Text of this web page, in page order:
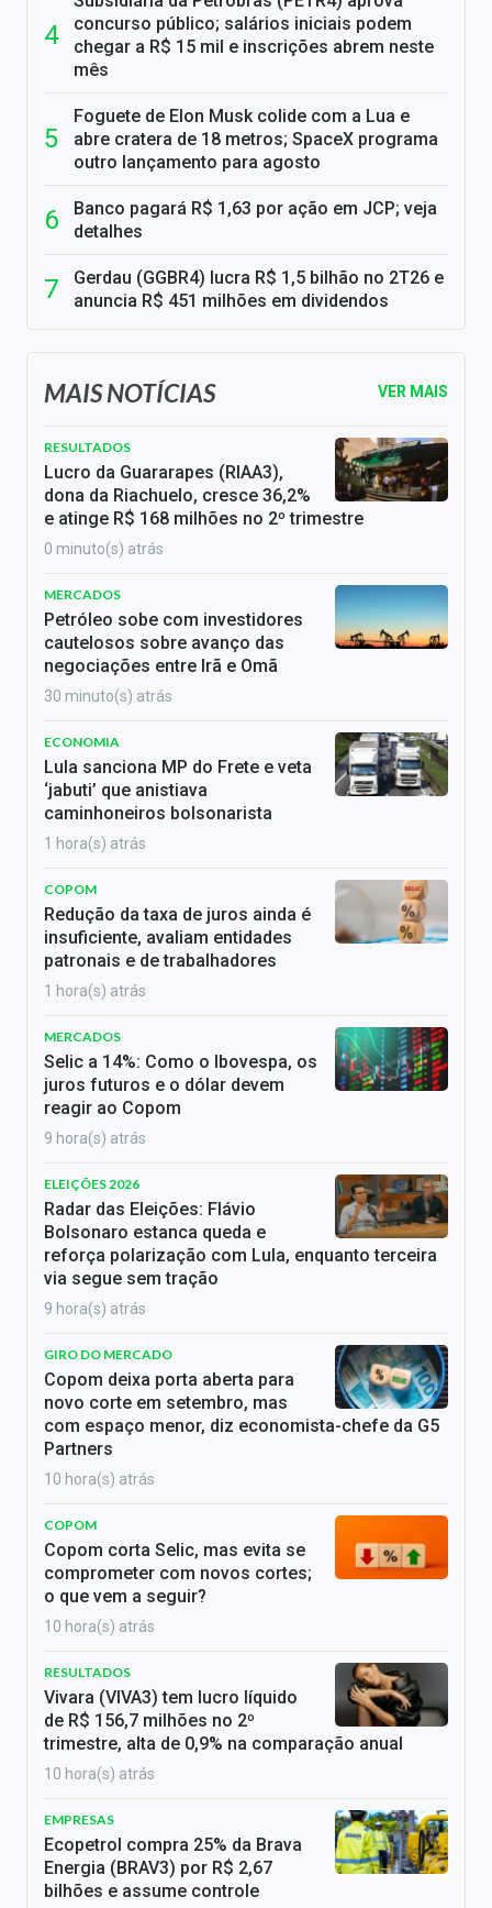
concurso público; salários iniciais podem
chegar a R$ 15 mil e inscrições abrem neste
mês
Foguete de Elon Musk colide com a Lua e
abre cratera de 18 metros; SpaceX programa
outro lançamento para agosto
Banco pagará R$ 1,63 por ação em JCP; veja
detalhes
Gerdau (GGBR4) lucra R$ 1,5 bilhão no 2T26 e
anuncia R$ 451 milhões em dividendos
MAIS NOTÍCIAS VER MAIS
RESULTADOS
Lucro da Guararapes (RIAA3),
dona da Riachuelo, cresce 36,2%
e atinge R$ 168 milhões no 2º trimestre
0 minuto(s) atrás
MERCADOS
Petróleo sobe com investidores
cautelosos sobre avanço das
negociações entre Irã e Omã
30 minuto(s) atrás
ECONOMIA
Lula sanciona MP do Frete e veta
‘jabuti’ que anistiava
caminhoneiros bolsonarista
1 hora(s) atrás
COPOM
Redução da taxa de juros ainda é
insuficiente, avaliam entidades
patronais e de trabalhadores
1 hora(s) atrás
MERCADOS
Selic a 14%: Como o Ibovespa, os
juros futuros e o dólar devem
reagir ao Copom
9 hora(s) atrás
ELEIÇÕES 2026
Radar das Eleições: Flávio
Bolsonaro estanca queda e
reforça polarização com Lula, enquanto terceira
via segue sem tração
9 hora(s) atrás
GIRO DO MERCADO
Copom deixa porta aberta para
novo corte em setembro, mas
com espaço menor, diz economista-chefe da G5
Partners
10 hora(s) atrás
COPOM
Copom corta Selic, mas evita se
comprometer com novos cortes;
o que vem a seguir?
10 hora(s) atrás
RESULTADOS
Vivara (VIVA3) tem lucro líquido
de R$ 156,7 milhões no 2º
trimestre, alta de 0,9% na comparação anual
10 hora(s) atrás
EMPRESAS
Ecopetrol compra 25% da Brava
Energia (BRAV3) por R$ 2,67
bilhões e assume controle